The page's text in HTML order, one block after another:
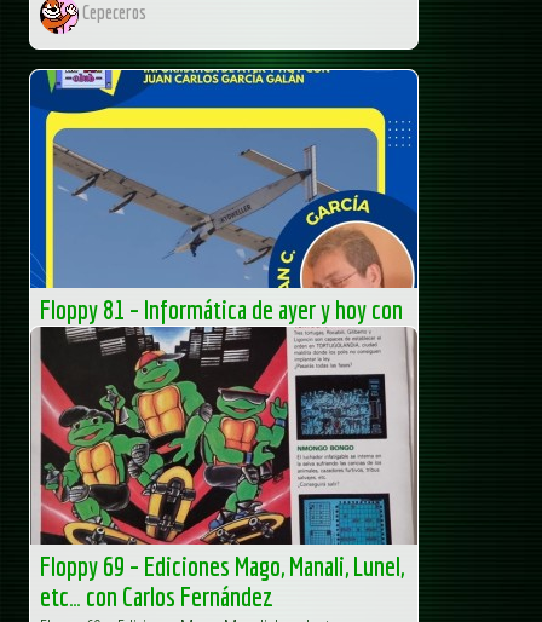
Cepeceros
Floppy 81 – Informática de ayer y hoy con
Juan Carlos García Galán
Floppy 81 – Informática de ayer y hoy con Juan Carlos
García Galán Juan Carlos... La entrada Floppy 81 –
Informática de ayer y hoy con Juan Carlos García Galán...
MS-DOS Club
Floppy 69 – Ediciones Mago, Manali, Lunel,
etc… con Carlos Fernández